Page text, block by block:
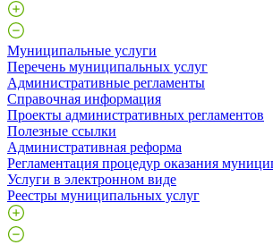
Муниципальные услуги
Перечень муниципальных услуг
Административные регламенты
Справочная информация
Проекты административных регламентов
Полезные ссылки
Административная реформа
Регламентация процедур оказания
Услуги в электронном виде
Реестры муниципальных услуг